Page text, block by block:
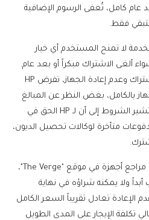
عام كامل، تُعفى الرسوم الإضافية
فقط.
لا تمنح المستخدم أي خيار
ألغى الاشتراك مبكراً أو بعد عام.
والأسوأ هو أنه في حال إلغاء الاشتراك وعدم إعادة الجهاز، تفرض HP
بالكامل، بغض النظر عن المبالغ
التي دفعها المستخدم سابقاً. وتشير الشروط إلى أن لـ HP الحق في
متأخرة لوكالات تحصيل الديون،
أكد أنطونيو جي دي بينيديتو، وهو مراجع أجهزة في موقع "The Verge"،
ولا يمكنه شراؤه في نهاية
الإعادة تعادل تقريباً السعر الكامل
تكلفة الإيجار على المدى الطويل